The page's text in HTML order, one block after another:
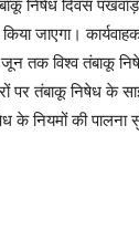
निषेध दिवस
जाएगा।
तक विश्व तंबाकू
पर तंबाकू निषेध के
नियमों की पालना